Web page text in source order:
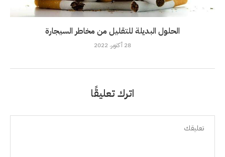
الحلول البديلة للتقليل من مخاطر السيجارة
28 أكتوبر، 2022
اترك تعليقًا